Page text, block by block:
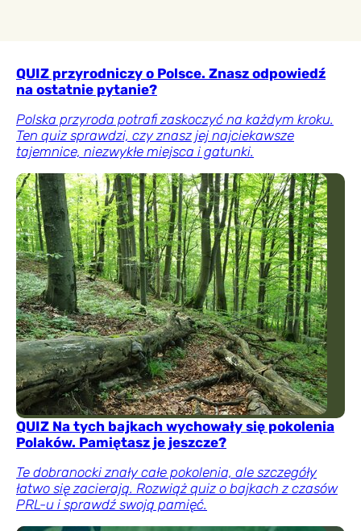
QUIZ przyrodniczy o Polsce. Znasz odpowiedź
na ostatnie pytanie?
Polska przyroda potrafi zaskoczyć na każdym kroku.
Ten quiz sprawdzi, czy znasz jej najciekawsze
tajemnice, niezwykłe miejsca i gatunki.
QUIZ Na tych bajkach wychowały się pokolenia
Polaków. Pamiętasz je jeszcze?
Te dobranocki znały całe pokolenia, ale szczegóły
łatwo się zacierają. Rozwiąż quiz o bajkach z czasów
PRL-u i sprawdź swoją pamięć.